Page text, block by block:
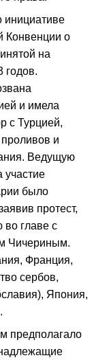
Конвенции о
на
годов.
и имела
с Турцией,
и
Ведущую
участие
было
протест,
во главе с
Чичериным.
Франция,
сербов,
Япония,
предполагало